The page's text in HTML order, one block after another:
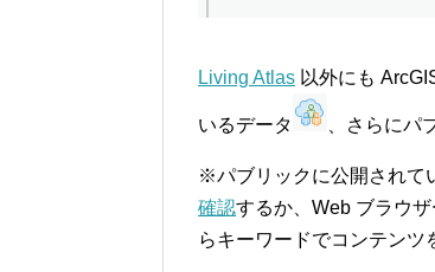
Living Atlas 以外にも
いるデータ 、さらにパ
※パブリックに公開されて
確認するか、Web ブラウ
らキーワードでコンテンツ